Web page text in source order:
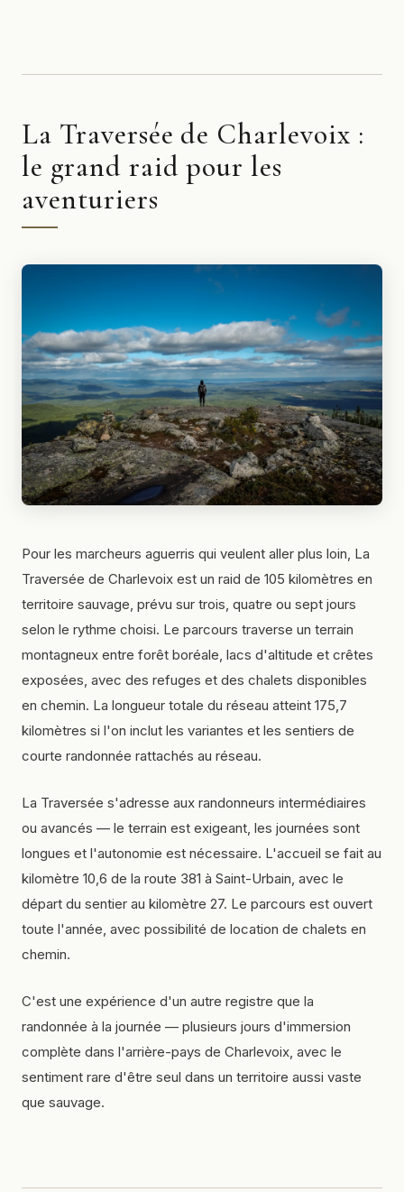
La Traversée de Charlevoix :
le grand raid pour les
aventuriers
Pour les marcheurs aguerris qui veulent aller plus loin, La
Traversée de Charlevoix est un raid de 105 kilomètres en
territoire sauvage, prévu sur trois, quatre ou sept jours
selon le rythme choisi. Le parcours traverse un terrain
montagneux entre forêt boréale, lacs d'altitude et crêtes
exposées, avec des refuges et des chalets disponibles
en chemin. La longueur totale du réseau atteint 175,7
kilomètres si l'on inclut les variantes et les sentiers de
courte randonnée rattachés au réseau.
La Traversée s'adresse aux randonneurs intermédiaires
ou avancés — le terrain est exigeant, les journées sont
longues et l'autonomie est nécessaire. L'accueil se fait au
kilomètre 10,6 de la route 381 à Saint-Urbain, avec le
départ du sentier au kilomètre 27. Le parcours est ouvert
toute l'année, avec possibilité de location de chalets en
chemin.
C'est une expérience d'un autre registre que la
randonnée à la journée — plusieurs jours d'immersion
complète dans l'arrière-pays de Charlevoix, avec le
sentiment rare d'être seul dans un territoire aussi vaste
que sauvage.